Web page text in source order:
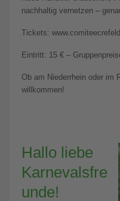
nachhaltig vernetzen –
Tickets:
Eintritt: 15 € –
Ob am Niederrhein oder im
willkommen!
Hallo liebe
Karnevalsfre
unde!